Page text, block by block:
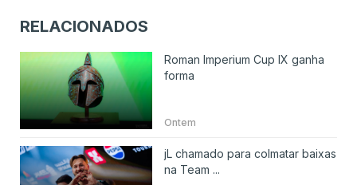
RELACIONADOS
Roman Imperium Cup IX ganha
forma
Ontem
jL chamado para colmatar baixas
na Team ...